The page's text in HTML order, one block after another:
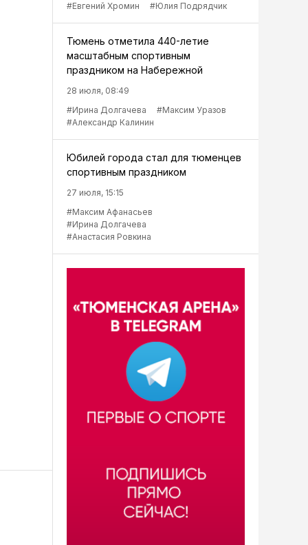
#Евгений Хромин
#Юлия Подрядчик
Тюмень отметила 440-летие
масштабным спортивным
праздником на Набережной
28 июля, 08:49
#Ирина Долгачева
#Максим Уразов
#Александр Калинин
Юбилей города стал для тюменцев
спортивным праздником
27 июля, 15:15
#Максим Афанасьев
#Ирина Долгачева
#Анастасия Ровкина